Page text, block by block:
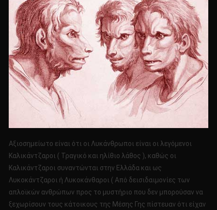
Αξιοσημείωτο είναι ότι οι Λυκάνθρωποι είναι οι λεγόμενοι
Καλικάντζαροι ( Τραγικό και ηλίθιο λάθος ), καθώς οι
Καλικάντζαροι συναντώνται στην Ελλάδα και ως
Λυκοκάντζαροι ή Λυκοκάνθαροι ( Από δεισιδαιμονίες των
απλοϊκών ανθρώπων προς το μυστήριο που δεν μπορούσαν να
ξεχωρίσουν τους κάτοικους της Μέσης Γης πίστευαν ότι είχαν